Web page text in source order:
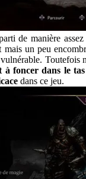
de manière
mais un peu
Toutefois
à foncer dans le
dans ce jeu.